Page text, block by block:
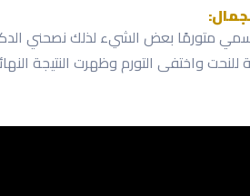
متورمًا بعض الشيء لذلك نصحني
واختفى التورم وظهرت النتيجة النهائية